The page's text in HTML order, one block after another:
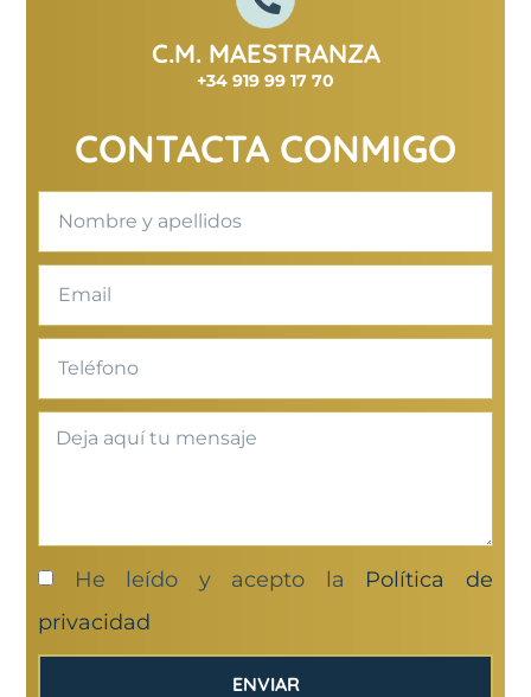
C.M. MAESTRANZA
+34 919 99 17 70
CONTACTA CONMIGO
He leído y acepto la Política de
privacidad
ENVIAR